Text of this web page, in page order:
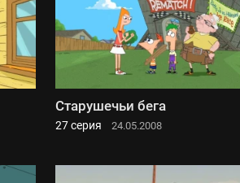
Старушечьи бега
27 серия 24.05.2008